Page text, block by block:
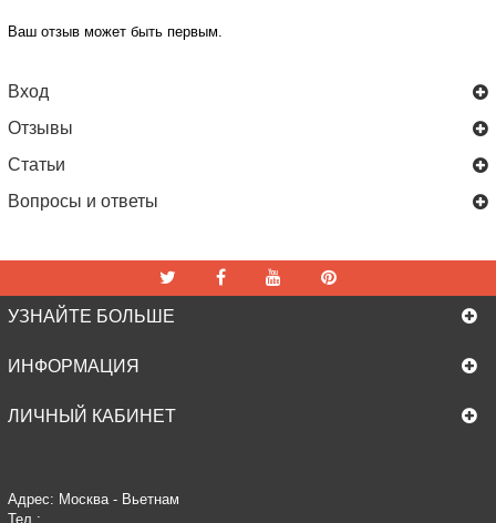
Ваш отзыв может быть первым.
Вход
Отзывы
Статьи
Вопросы и ответы
УЗНАЙТЕ БОЛЬШЕ
ИНФОРМАЦИЯ
ЛИЧНЫЙ КАБИНЕТ
Адрес: Москва - Вьетнам
Тел.: